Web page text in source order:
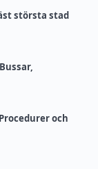
största stad
och